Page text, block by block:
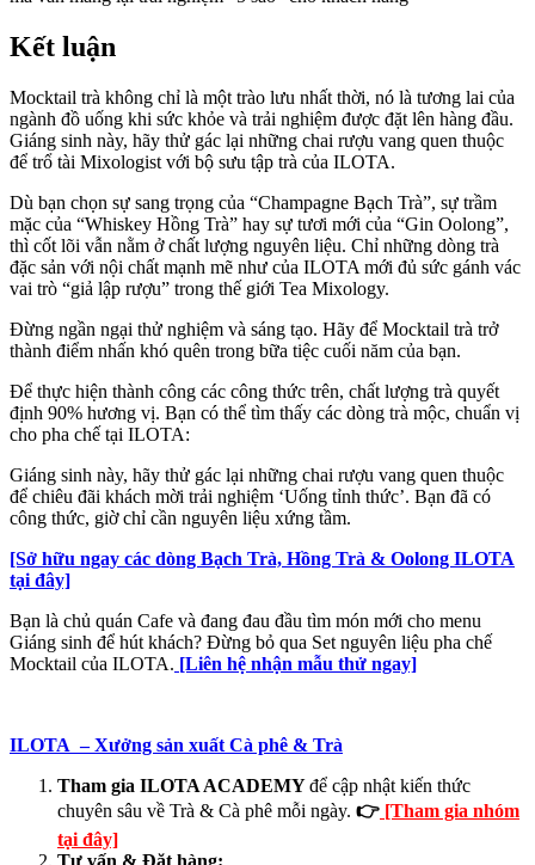
Kết luận
Mocktail trà không chỉ là một trào lưu nhất thời, nó là tương lai của
ngành đồ uống khi sức khỏe và trải nghiệm được đặt lên hàng đầu.
Giáng sinh này, hãy thử gác lại những chai rượu vang quen thuộc
để trổ tài Mixologist với bộ sưu tập trà của ILOTA.
Dù bạn chọn sự sang trọng của “Champagne Bạch Trà”, sự trầm
mặc của “Whiskey Hồng Trà” hay sự tươi mới của “Gin Oolong”,
thì cốt lõi vẫn nằm ở chất lượng nguyên liệu. Chỉ những dòng trà
đặc sản với nội chất mạnh mẽ như của ILOTA mới đủ sức gánh vác
vai trò “giả lập rượu” trong thế giới Tea Mixology.
Đừng ngần ngại thử nghiệm và sáng tạo. Hãy để Mocktail trà trở
thành điểm nhấn khó quên trong bữa tiệc cuối năm của bạn.
Để thực hiện thành công các công thức trên, chất lượng trà quyết
định 90% hương vị. Bạn có thể tìm thấy các dòng trà mộc, chuẩn vị
cho pha chế tại ILOTA:
Giáng sinh này, hãy thử gác lại những chai rượu vang quen thuộc
để chiêu đãi khách mời trải nghiệm ‘Uống tỉnh thức’. Bạn đã có
công thức, giờ chỉ cần nguyên liệu xứng tầm.
[Sở hữu ngay các dòng Bạch Trà, Hồng Trà & Oolong ILOTA
tại đây]
Bạn là chủ quán Cafe và đang đau đầu tìm món mới cho menu
Giáng sinh để hút khách? Đừng bỏ qua Set nguyên liệu pha chế
Mocktail của ILOTA. [Liên hệ nhận mẫu thử ngay]
ILOTA – Xưởng sản xuất Cà phê & Trà
Tham gia ILOTA ACADEMYđể cập nhật kiến thức
chuyên sâu về Trà & Cà phê mỗi ngày. 👉 [Tham gia nhóm
tại đây]
Tư vấn & Đặt hàng: